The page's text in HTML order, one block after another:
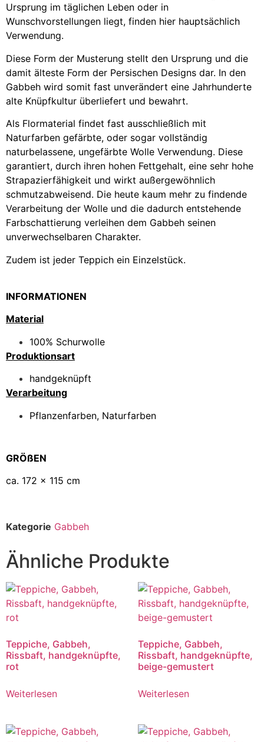
Ursprung im täglichen Leben oder in
Wunschvorstellungen liegt, finden hier hauptsächlich
Verwendung.
Diese Form der Musterung stellt den Ursprung und die
damit älteste Form der Persischen Designs dar. In den
Gabbeh wird somit fast unverändert eine Jahrhunderte
alte Knüpfkultur überliefert und bewahrt.
Als Flormaterial findet fast ausschließlich mit
Naturfarben gefärbte, oder sogar vollständig
naturbelassene, ungefärbte Wolle Verwendung. Diese
garantiert, durch ihren hohen Fettgehalt, eine sehr hohe
Strapazierfähigkeit und wirkt außergewöhnlich
schmutzabweisend. Die heute kaum mehr zu findende
Verarbeitung der Wolle und die dadurch entstehende
Farbschattierung verleihen dem Gabbeh seinen
unverwechselbaren Charakter.
Zudem ist jeder Teppich ein Einzelstück.
INFORMATIONEN
Material
100% Schurwolle
Produktionsart
handgeknüpft
Verarbeitung
Pflanzenfarben, Naturfarben
GRÖßEN
ca. 172 x 115 cm
Kategorie Gabbeh
Ähnliche Produkte
Teppiche, Gabbeh,
Rissbaft, handgeknüpfte,
rot
Weiterlesen
Teppiche, Gabbeh,
Rissbaft, handgeknüpfte,
beige-gemustert
Weiterlesen